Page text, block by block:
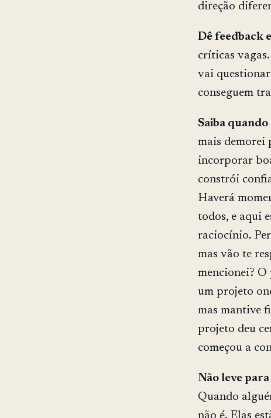
direção
Dê feedback
críticas
vai
conseguem
Saiba
mais demorei
incorporar
constrói
Haverá
todos, e aqui
raciocínio.
mas vão te
mencionei?
um projeto
mas mantive
projeto deu
começou a
Não leve
Quando